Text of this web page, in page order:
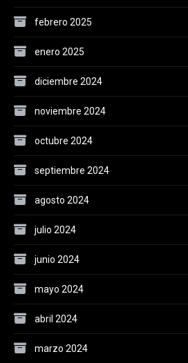
febrero 2025
enero 2025
diciembre 2024
noviembre 2024
octubre 2024
septiembre 2024
agosto 2024
julio 2024
junio 2024
mayo 2024
abril 2024
marzo 2024